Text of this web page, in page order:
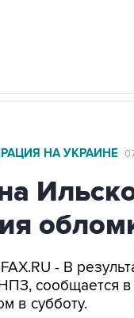
НА УКРАИНЕ
- В
сообщается
в субботу.